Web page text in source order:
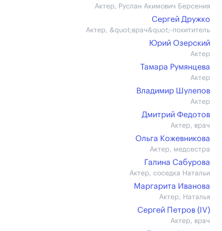
Актер, Руслан Акимович Берсения
Сергей Дружко
Актер, &quot;врач&quot;-похититель
Юрий Озерский
Актер
Тамара Румянцева
Актер
Владимир Шулепов
Актер
Дмитрий Федотов
Актер, врач
Ольга Кожевникова
Актер, медсестра
Галина Сабурова
Актер, соседка Натальи
Маргарита Иванова
Актер, Наталья
Сергей Петров (IV)
Актер, врач